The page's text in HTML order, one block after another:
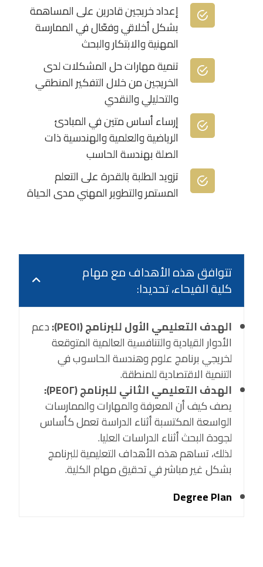
إعداد خريجين قادرين على المساهمة
بشكل أخلاقي وفعّال في الممارسة
المهنية والابتكار والبحث
تنمية مهارات حل المشكلات لدى
الخريجين من خلال التفكير المنطقي
والتحليلي والنقدي
إرساء أساس متين في المبادئ
الرياضية والعلمية والهندسية ذات
الصلة بهندسة الحاسب
تزويد الطلبة بالقدرة على التعلم
المستمر والتطوير المهني مدى الحياة
تتوافق هذه الأهداف مع مهام
كلية الفيحاء، تحديدا:
الهدف التعليمي الأول للبرنامج (PEO١):
دعم
الأدوار القيادية والتنافسية العالمية المتوقعة
لخريجي برنامج علوم وهندسة الحاسوب في
التنمية الاقتصادية للمنطقة.
الهدف التعليمي الثاني للبرنامج (PEO٢):
يصف كيف أن المعرفة والمهارات والممارسات
الواسعة المكتسبة أثناء الدراسة تعمل كأساس
لجودة البحث أثناء الدراسات العليا.
لذلك، تساهم هذه الأهداف التعليمية للبرنامج
بشكل غير مباشر في تحقيق مهام الكلية.
Degree Plan